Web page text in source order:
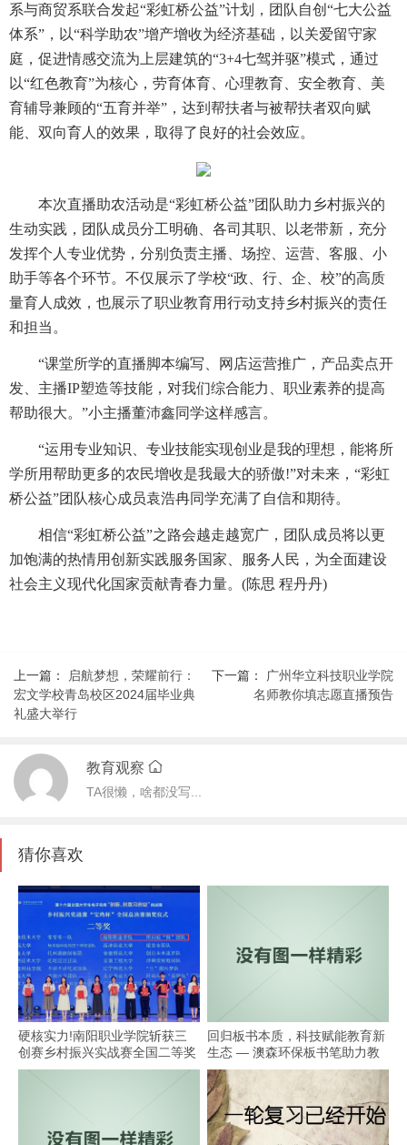
系与商贸系联合发起“彩虹桥公益”计划，团队自创“七大公益
体系”，以“科学助农”增产增收为经济基础，以关爱留守家
庭，促进情感交流为上层建筑的“3+4七驾并驱”模式，通过
以“红色教育”为核心，劳育体育、心理教育、安全教育、美
育辅导兼顾的“五育并举”，达到帮扶者与被帮扶者双向赋
能、双向育人的效果，取得了良好的社会效应。
本次直播助农活动是“彩虹桥公益”团队助力乡村振兴的
生动实践，团队成员分工明确、各司其职、以老带新，充分
发挥个人专业优势，分别负责主播、场控、运营、客服、小
助手等各个环节。不仅展示了学校“政、行、企、校”的高质
量育人成效，也展示了职业教育用行动支持乡村振兴的责任
和担当。
“课堂所学的直播脚本编写、网店运营推广，产品卖点开
发、主播IP塑造等技能，对我们综合能力、职业素养的提高
帮助很大。”小主播董沛鑫同学这样感言。
“运用专业知识、专业技能实现创业是我的理想，能将所
学所用帮助更多的农民增收是我最大的骄傲!”对未来，“彩虹
桥公益”团队核心成员袁浩冉同学充满了自信和期待。
相信“彩虹桥公益”之路会越走越宽广，团队成员将以更
加饱满的热情用创新实践服务国家、服务人民，为全面建设
社会主义现代化国家贡献青春力量。(陈思 程丹丹)
上一篇：
启航梦想，荣耀前行：
宏文学校青岛校区2024届毕业典
礼盛大举行
下一篇： 广州华立科技职业学院
名师教你填志愿直播预告
教育观察
TA很懒，啥都没写...
猜你喜欢
硬核实力!南阳职业学院斩获三
创赛乡村振兴实战赛全国二等奖
回归板书本质，科技赋能教育新
生态 — 澳森环保板书笔助力教
学